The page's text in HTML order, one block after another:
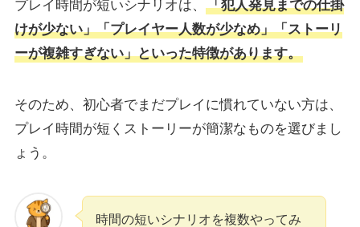
プレイ時間が短いシナリオは、
「犯人発見までの仕掛
けが少ない」「プレイヤー人数が少なめ」「ストーリ
ーが複雑すぎない」といった特徴があります。
そのため、初心者でまだプレイに慣れていない方は、
プレイ時間が短くストーリーが簡潔なものを選びまし
ょう。
時間の短いシナリオを複数やってみ